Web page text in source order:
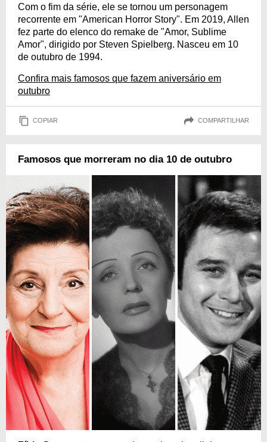
Com o fim da série, ele se tornou um personagem
recorrente em "American Horror Story". Em 2019, Allen
fez parte do elenco do remake de "Amor, Sublime
Amor", dirigido por Steven Spielberg. Nasceu em 10
de outubro de 1994.
Confira mais famosos que fazem aniversário em
outubro
COPIAR COMPARTILHAR
Famosos que morreram no dia 10 de outubro